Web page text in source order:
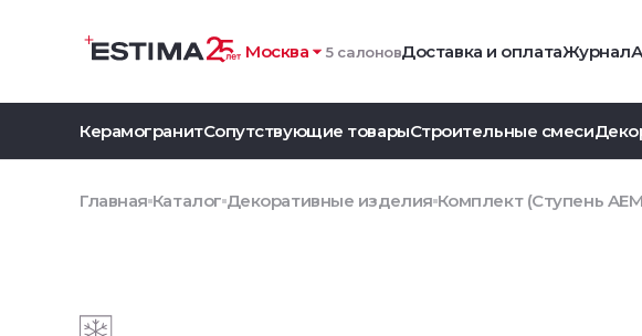
Москва 5 салоновДоставка и оплатаЖурнал
КерамогранитСопутствующие товарыСтроительные смеси
Главная Каталог Декоративные изделия Комплект (Ступень